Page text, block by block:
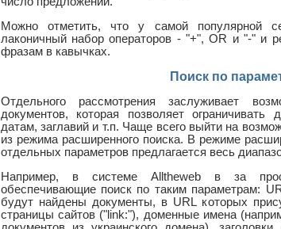
Можно отметить, что у самой популярной
лаконичный набор операторов - "+", OR и "-" и
фразам в кавычках.
Поиск по
Отдельного рассмотрения заслуживает
документов, которая позволяет ограничивать
датам, заглавий и т.п. Чаще всего выйти на
из режима расширенного поиска. В режиме
отдельных параметров предлагается весь
Например, в системе Alltheweb в за
обеспечивающие поиск по таким параметрам:
будут найдены документы, в URL которых
страницы сайтов ("link:"), доменные имена